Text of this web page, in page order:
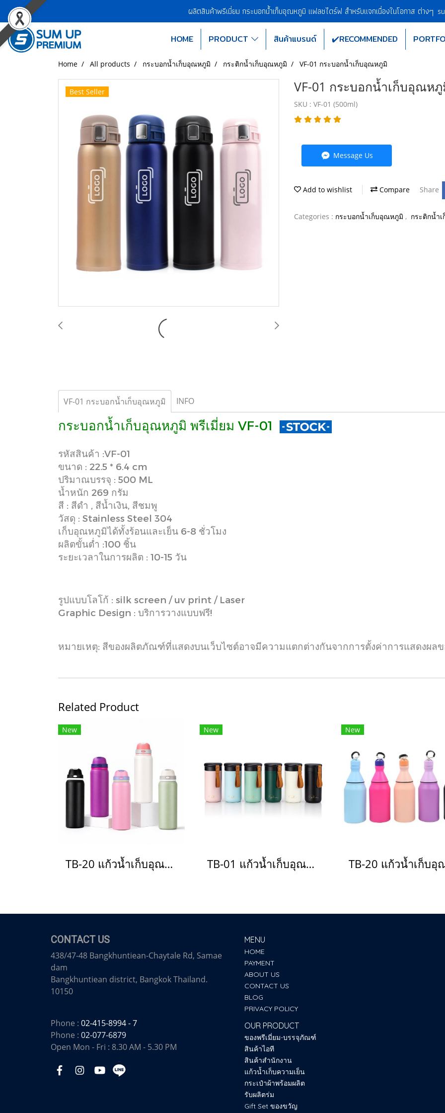
ผลิตสินค้าพรีเมี่ยม กระบอกน้ำเก็บอุณหภูมิ แฟลชไดร์ฟ สำหรับแจกเนื่องในโอกาส ต่างๆ
HOME PRODUCT สินค้าแบรนด์ ✔️RECOMMENDED
Home All products กระบอกน้ำเก็บอุณหภูมิ กระติกน้ำเก็บอุณหภูมิ VF-01 กระบอกน้ำเก็บอุณหภูมิ
Best Seller VF-01 กระบอกน้ำเก็บอุณห
SKU : VF-01 (500ml)
Message Us
Add to wishlist Compare Share
Categories : กระบอกน้ำเก็บอุณหภูมิ , กระติกน้ำ
VF-01 กระบอกน้ำเก็บอุณหภูมิ INFO
กระบอกน้ำเก็บอุณหภูมิ พรีเมี่ยม VF-01
รหัสสินค้า :VF-01
ขนาด : 22.5 * 6.4 cm
ปริมาณบรรจุ : 500 ML
น้ำหนัก 269 กรัม
สี : สีดำ , สีน้ำเงิน, สีชมพู
วัสดุ : Stainless Steel 304
เก็บอุณหภูมิได้ทั้งร้อนและเย็น 6-8 ชั่วโมง
ผลิตขั้นต่ำ :100 ชิ้น
ระยะเวลาในการผลิต : 10-15 วัน
รูปแบบโลโก้ : silk screen / uv print / Laser
Graphic Design : บริการวางแบบฟรี!
หมายเหตุ: สีของผลิตภัณฑ์ที่แสดงบนเว็บไซต์อาจมีความแตกต่างกันจากการตั้งค่าการแสดงผล
Related Product
New
TB-20 แก้วน้ำเก็บอุณหภูมิ(copy)(copy)(copy)(copy)(copy)(copy)(copy)(copy)(copy)(copy)(copy)(copy)
New
TB-01 แก้วน้ำเก็บอุณหภูมิ(copy)(copy)(copy)(copy)(copy)(copy)(copy)
New
CONTACT US
438/47-48 Bangkhuntiean-Chaytale Rd, Samae
dam
Bangkhuntiean district, Bangkok Thailand.
10150
Phone : 02-415-8994 - 7
Phone : 02-077-6879
Open Mon - Fri : 8.30 AM - 5.30 PM
MENU
HOME
PAYMENT
ABOUT US
CONTACT US
BLOG
PRIVACY POLICY
OUR PRODUCT
ของพรีเมี่ยม-บรรจุภัณฑ์
สินค้าไอที
สินค้าสำนักงาน
แก้วน้ำเก็บความเย็น
กระเป๋าผ้าพร้อมผลิต
รับผลิตร่ม
Gift Set ของขวัญ